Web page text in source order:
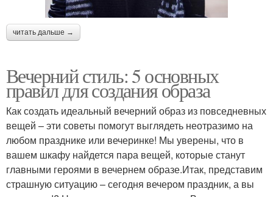
читать дальше →
Вечерний стиль: 5 основных
правил для создания образа
Как создать идеальный вечерний образ из повседневных
вещей – эти советы помогут выглядеть неотразимо на
любом празднике или вечеринке! Мы уверены, что в
вашем шкафу найдется пара вещей, которые станут
главными героями в вечернем образе.Итак, представим
страшную ситуацию – сегодня вечером праздник, а вы